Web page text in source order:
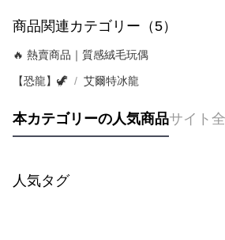
商品関連カテゴリー（5）
🔥 熱賣商品｜質感絨毛玩偶
【恐龍】🦖 艾爾特冰龍
本カテゴリーの人気商品サイト
人気タグ